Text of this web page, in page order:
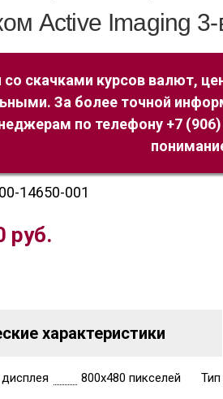
Active Imaging 3-
со скачками курсов валют,
За более точной
по телефону +7
14650-001
руб.
характеристики
800х480 пикселей